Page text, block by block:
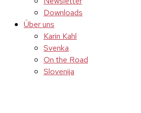
Downloads
Über uns
Karin Kahl
Svenka
On the Road
Slovenija